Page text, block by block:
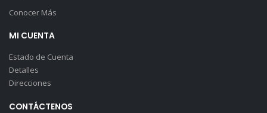
Conocer Más
MI CUENTA
Estado de Cuenta
Detalles
Direcciones
CONTÁCTENOS